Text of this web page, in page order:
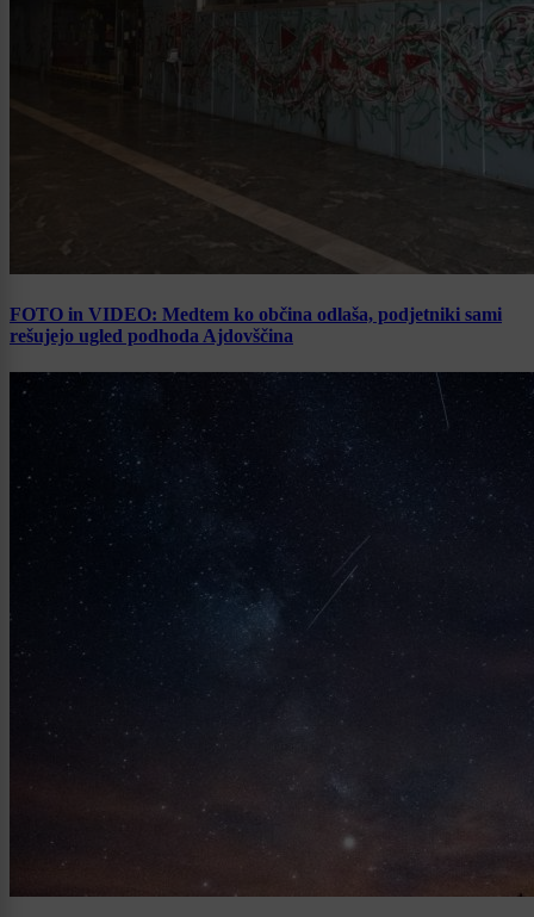
FOTO in VIDEO: Medtem ko občina odlaša, podjetniki sami
rešujejo ugled podhoda Ajdovščina